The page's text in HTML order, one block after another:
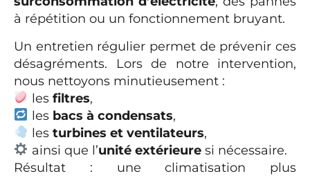
à répétition ou un fonctionnement bruyant.
Un entretien régulier permet de prévenir ces
désagréments. Lors de notre intervention,
nous nettoyons minutieusement :
les filtres,
les bacs à condensats,
les turbines et ventilateurs,
ainsi que l’unité extérieuresi nécessaire.
Résultat : une climatisation plus